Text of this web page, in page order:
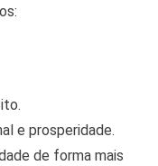
e prosperidade.
de forma mais